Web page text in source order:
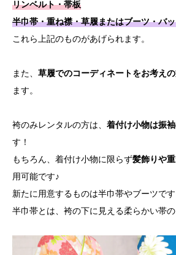
リンベルト・帯板
半巾帯・重ね襟・草履またはブーツ・バ
これら上記のものがあげられます。
また、 草履でのコーディネートをお考え
ます。
袴のみレンタルの方は、 着付け小物は振
す！
もちろん、着付け小物に限らず髪飾りや
用可能です♪
新たに用意するものは半巾帯やブーツです
半巾帯とは、袴の下に見える柔らかい帯の